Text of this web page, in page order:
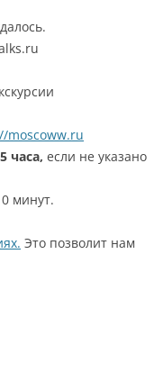
moscoww.ru
часа, если не указано
минут.
Это позволит нам